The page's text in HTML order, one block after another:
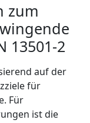
zum
13501-2
auf der
für
Für
ist die